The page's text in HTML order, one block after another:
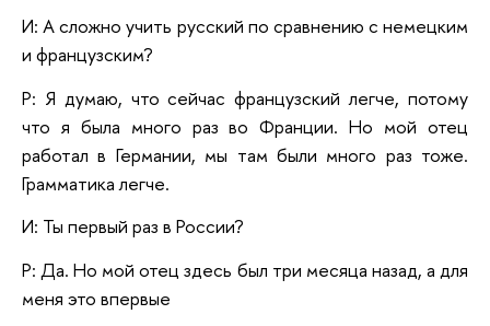
И: А сложно учить русский по сравнению с немецким
и французским?
Р: Я думаю, что сейчас французский легче, потому
что я была много раз во Франции. Но мой отец
работал в Германии, мы там были много раз тоже.
Грамматика легче.
И: Ты первый раз в России?
Р: Да. Но мой отец здесь был три месяца назад, а для
меня это впервые